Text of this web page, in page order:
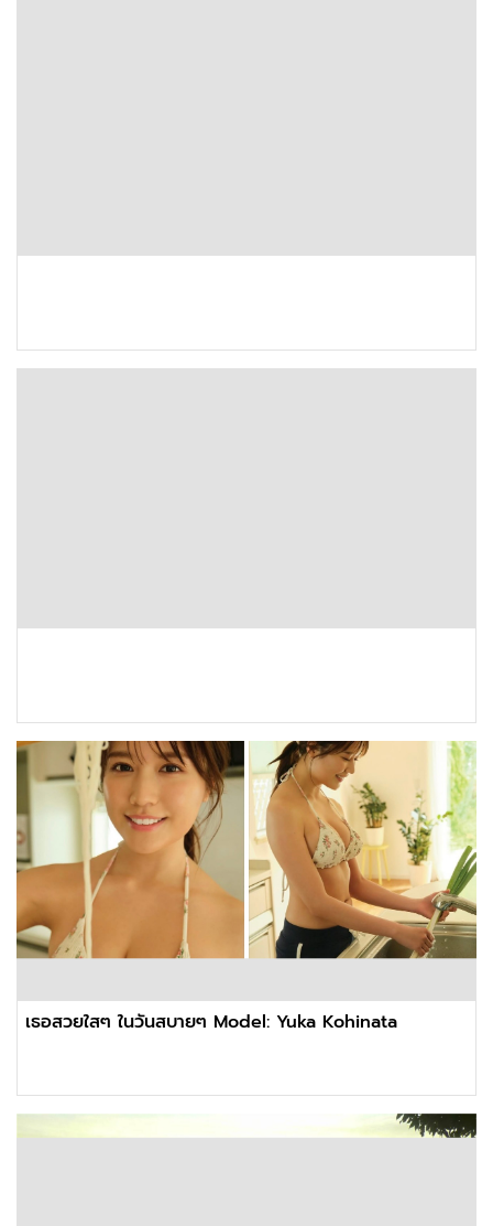
เธอสวยใสๆ ในวันสบายๆ Model: Yuka Kohinata